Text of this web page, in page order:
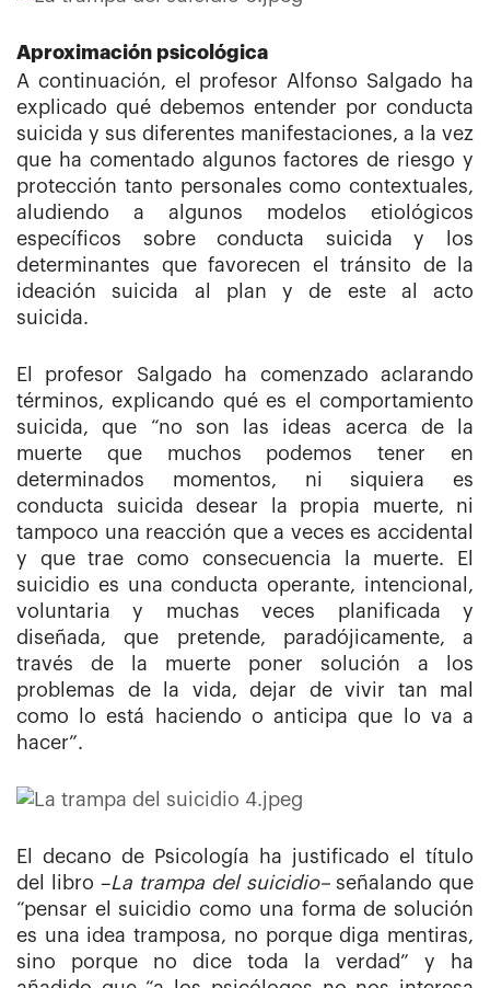
Aproximación psicológica
A continuación, el profesor Alfonso Salgado ha
explicado qué debemos entender por conducta
suicida y sus diferentes manifestaciones, a la vez
que ha comentado algunos factores de riesgo y
protección tanto personales como contextuales,
aludiendo a algunos modelos etiológicos
específicos sobre conducta suicida y los
determinantes que favorecen el tránsito de la
ideación suicida al plan y de este al acto
suicida.
El profesor Salgado ha comenzado aclarando
términos, explicando qué es el comportamiento
suicida, que “no son las ideas acerca de la
muerte que muchos podemos tener en
determinados momentos, ni siquiera es
conducta suicida desear la propia muerte, ni
tampoco una reacción que a veces es accidental
y que trae como consecuencia la muerte. El
suicidio es una conducta operante, intencional,
voluntaria y muchas veces planificada y
diseñada, que pretende, paradójicamente, a
través de la muerte poner solución a los
problemas de la vida, dejar de vivir tan mal
como lo está haciendo o anticipa que lo va a
hacer”.
El decano de Psicología ha justificado el título
del libro –La trampa del suicidio–señalando que
“pensar el suicidio como una forma de solución
es una idea tramposa, no porque diga mentiras,
sino porque no dice toda la verdad” y ha